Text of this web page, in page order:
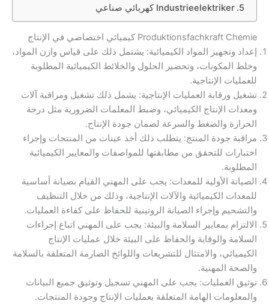
In­dus­trie­elek­tri­ker كهربائي صناعي
Pro­duk­ti­ons­fach­kraft Che­mie كيميائي اختصاصي في الإنتاج
إعداد وتجهيز المواد الكيميائية: يشتمل ذلك على قياس وازن المواد،
وخلط المكونات، وتحضير الحلول والخلائط الكيميائية المطلوبة
للعمليات الإنتاجية.
تشغيل ورقابة العمليات الإنتاجية: يشمل ذلك تشغيل ومراقبة آلات
ومعدات الإنتاج الكيميائي، وضبط المعلمات الضرورية مثل درجة
الحرارة والضغط والسرعة لضمان جودة الإنتاج.
مراقبة جودة المنتج: يتطلب ذلك أخذ عينات من المنتجات وإجراء
اختبارات للتحقق من مطابقتها للمواصفات والمعايير الكيميائية
المطلوبة.
الصيانة الأولية للمعدات: يجب على المهني القيام بصيانة أساسية
للمعدات الكيميائية والآلات الإنتاجية، وذلك من خلال التنظيف
والتشحيم وإجراء الصيانة الروتينية للحفاظ على كفاءة العمليات.
الالتزام بمعايير السلامة والبيئة: يجب على المهني اتباع إجراءات
السلامة والوقاية والحفاظ على البيئة خلال عمليات الإنتاج
الكيميائي، والامتثال للتشريعات واللوائح الصارمة المتعلقة بالسلامة
والصحة المهنية.
توثيق العمليات: يجب على المهني تسجيل وتوثيق جميع البيانات
والمعلومات الهامة المتعلقة بعمليات الإنتاج وجودة المنتجات.